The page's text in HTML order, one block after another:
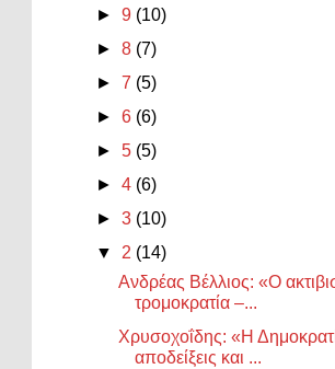
►9 (10)
►8 (7)
►7 (5)
►6 (6)
►5 (5)
►4 (6)
►3 (10)
▼ 2 (14)
Ανδρέας Βέλλιος: «Ο
τρομοκρατία –...
Χρυσοχοΐδης: «Η
αποδείξεις και ...